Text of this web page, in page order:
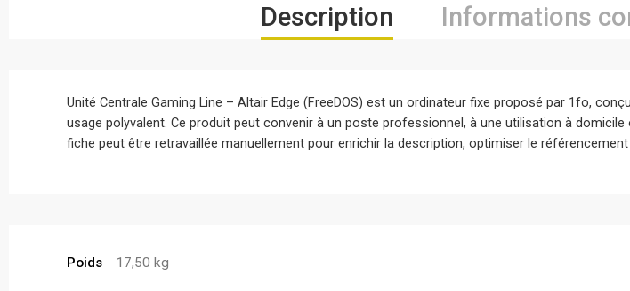
Description Informations
Unité Centrale Gaming Line – Altair Edge (FreeDOS) est un ordinateur fixe proposé par 1fo,
usage polyvalent. Ce produit peut convenir à un poste professionnel, à une utilisation à
fiche peut être retravaillée manuellement pour enrichir la description, optimiser le
Poids 17,50 kg